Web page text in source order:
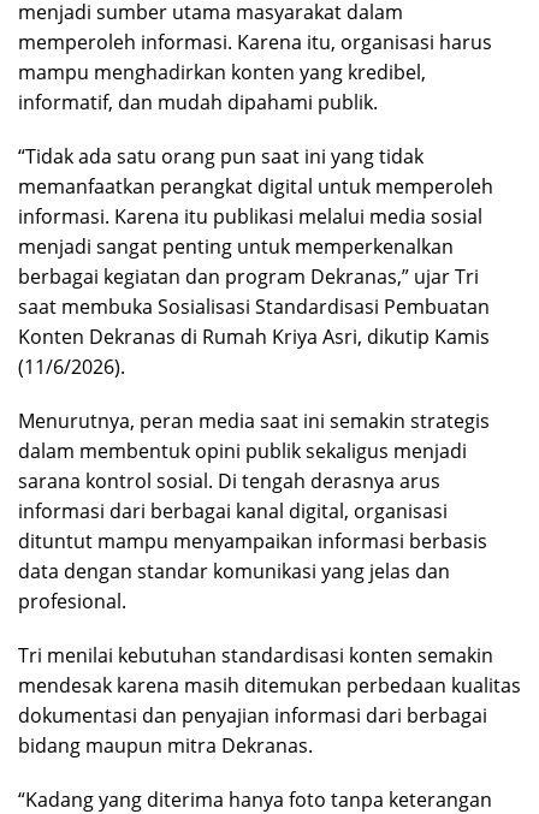
menjadi sumber utama masyarakat dalam
memperoleh informasi. Karena itu, organisasi harus
mampu menghadirkan konten yang kredibel,
informatif, dan mudah dipahami publik.
“Tidak ada satu orang pun saat ini yang tidak
memanfaatkan perangkat digital untuk memperoleh
informasi. Karena itu publikasi melalui media sosial
menjadi sangat penting untuk memperkenalkan
berbagai kegiatan dan program Dekranas,” ujar Tri
saat membuka Sosialisasi Standardisasi Pembuatan
Konten Dekranas di Rumah Kriya Asri, dikutip Kamis
(11/6/2026).
Menurutnya, peran media saat ini semakin strategis
dalam membentuk opini publik sekaligus menjadi
sarana kontrol sosial. Di tengah derasnya arus
informasi dari berbagai kanal digital, organisasi
dituntut mampu menyampaikan informasi berbasis
data dengan standar komunikasi yang jelas dan
profesional.
Tri menilai kebutuhan standardisasi konten semakin
mendesak karena masih ditemukan perbedaan kualitas
dokumentasi dan penyajian informasi dari berbagai
bidang maupun mitra Dekranas.
“Kadang yang diterima hanya foto tanpa keterangan